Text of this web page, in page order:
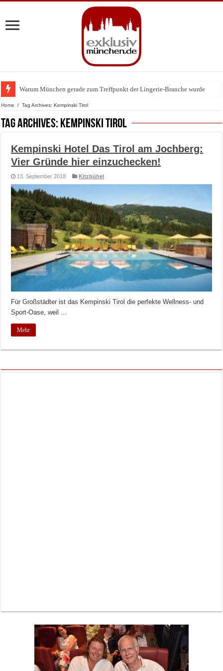
Warum München gerade zum Treffpunkt der Lingerie-Branche wurde
Home / Tag Archives: Kempinski Tirol
Tag Archives: Kempinski Tirol
Kempinski Hotel Das Tirol am Jochberg:
Vier Gründe hier einzuchecken!
13. September 2018 Kitzbühel
Für Großstädter ist das Kempinski Tirol die perfekte Wellness- und
Sport-Oase, weil ...
Mehr